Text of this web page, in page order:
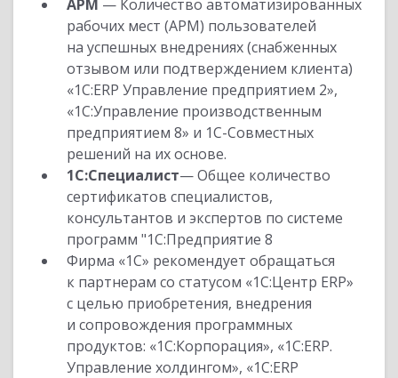
АРМ — Количество автоматизированных
рабочих мест (АРМ) пользователей
на успешных внедрениях (снабженных
отзывом или подтверждением клиента)
«1С:ERP Управление предприятием 2»,
«1С:Управление производственным
предприятием 8» и 1С-Совместных
решений на их основе.
1С:Специалист— Общее количество
сертификатов специалистов,
консультантов и экспертов по системе
программ "1С:Предприятие 8
Фирма «1С» рекомендует обращаться
к партнерам со статусом «1С:Центр ERP»
с целью приобретения, внедрения
и сопровождения программных
продуктов: «1С:Корпорация», «1С:ERP.
Управление холдингом», «1С:ERP